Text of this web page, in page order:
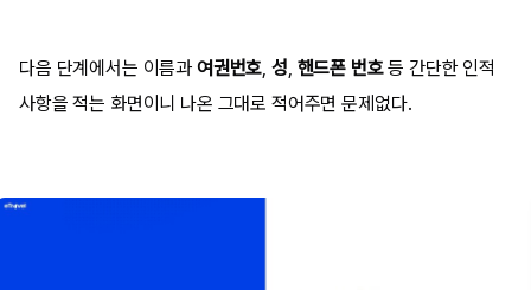
다음 단계에서는 이름과 여권번호, 성, 핸드폰 번호등 간단한 인적
사항을 적는 화면이니 나온 그대로 적어주면 문제없다.